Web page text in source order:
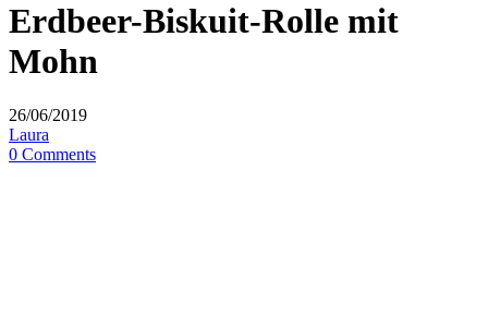
Erdbeer-Biskuit-Rolle mit
Mohn
26/06/2019
Laura
0 Comments